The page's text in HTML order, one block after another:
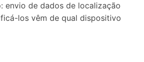
envio de dados de localização
los vêm de qual dispositivo